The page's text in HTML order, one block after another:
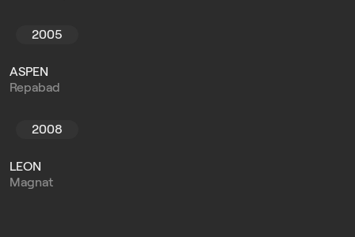
2005
ASPEN
Repabad
2008
LEON
Magnat